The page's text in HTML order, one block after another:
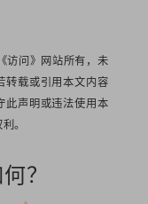
访问》网站所有，未
转载或引用本文内容
此声明或违法使用本
。
？